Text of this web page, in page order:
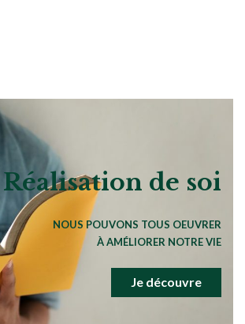
Réalisation de soi
NOUS POUVONS TOUS OEUVRER
À AMÉLIORER NOTRE VIE
Je découvre